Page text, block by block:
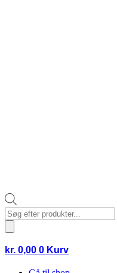
Products
search
kr. 0,00 0 Kurv